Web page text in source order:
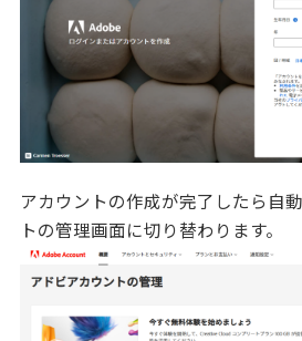
アカウントの作成が完了したら自
トの管理画面に切り替わります。